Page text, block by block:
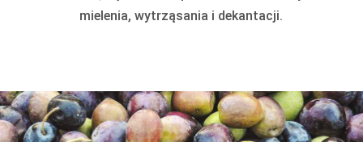
mielenia, wytrząsania i dekantacji.